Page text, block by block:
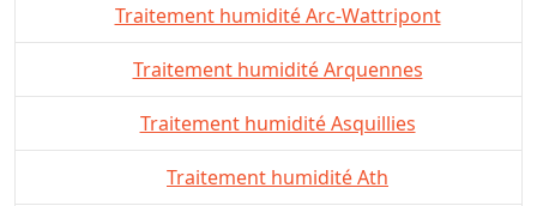
Traitement humidité Arc-Wattripont
Traitement humidité Arquennes
Traitement humidité Asquillies
Traitement humidité Ath